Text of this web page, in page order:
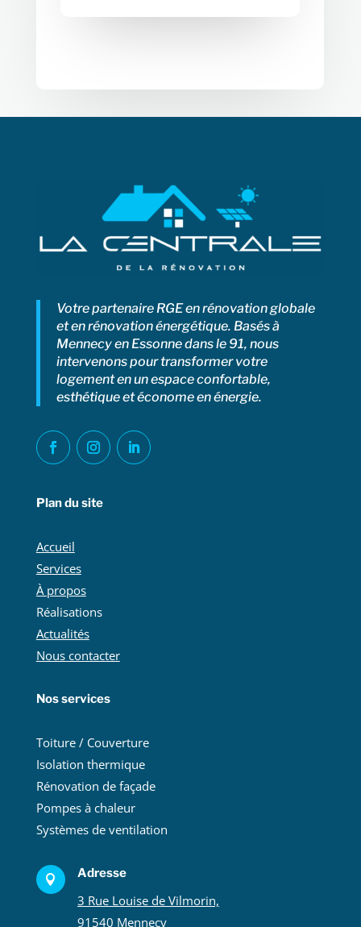
Votre partenaire RGE en rénovation globale
et en rénovation énergétique. Basés à
Mennecy en Essonne dans le 91, nous
intervenons pour transformer votre
logement en un espace confortable,
esthétique et économe en énergie.
Plan du site
Accueil
Services
À propos
Réalisations
Actualités
Nous contacter
Nos services
Toiture / Couverture
Isolation thermique
Rénovation de façade
Pompes à chaleur
Systèmes de ventilation
 Adresse
3 Rue Louise de Vilmorin,
91540 Mennecy